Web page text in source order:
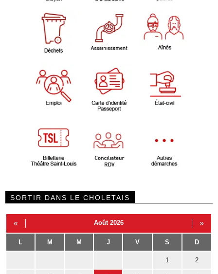
SORTIR DANS LE CHOLETAIS
« Août 2026 »
L M M J V S D
1 2